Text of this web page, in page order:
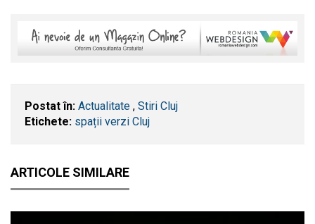
Postat în: Actualitate , Stiri Cluj
Etichete: spații verzi Cluj
ARTICOLE SIMILARE